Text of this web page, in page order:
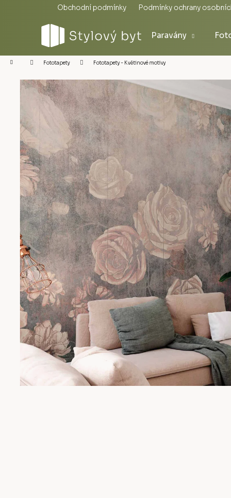
Obchodní podmínky Podmínky ochrany
Paravány
Domů Fototapety Fototapety - Květinové motivy